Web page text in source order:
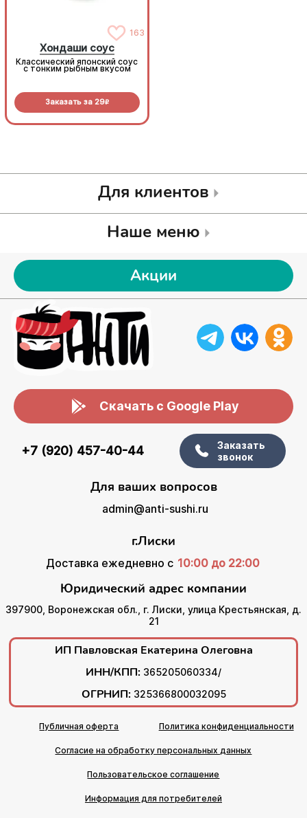
163
Хондаши соус
Классический японский соус
с тонким рыбным вкусом
Заказать за 29R
Для клиентов
Наше меню
Акции
Скачать с Google Play
+7 (920) 457-40-44
Заказать
звонок
Для ваших вопросов
admin@anti-sushi.ru
г.Лиски
Доставка ежедневно с 10:00 до 22:00
Юридический адрес компании
397900, Воронежская обл., г. Лиски, улица Крестьянская, д.
21
ИП Павловская Екатерина Олеговна
ИНН/КПП: 365205060334/
ОГРНИП: 325366800032095
Публичная оферта Политика конфиденциальности
Согласие на обработку персональных данных
Пользовательское соглашение
Информация для потребителей